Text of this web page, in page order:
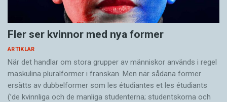
Fler ser kvinnor med nya former
ARTIKLAR
När det handlar om stora grupper av människor används i regel
maskulina pluralformer i franskan. Men när sådana ­former
ersätts av dubbel­former som les étudiantes et les étudiants
(’de kvinnliga och de manliga studenterna; studentskorna och